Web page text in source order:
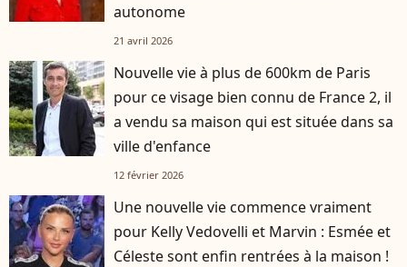
autonome
21 avril 2026
Nouvelle vie à plus de 600km de Paris
pour ce visage bien connu de France 2, il
a vendu sa maison qui est située dans sa
ville d'enfance
12 février 2026
Une nouvelle vie commence vraiment
pour Kelly Vedovelli et Marvin : Esmée et
Céleste sont enfin rentrées à la maison !